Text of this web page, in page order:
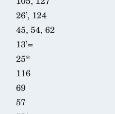
26’, 124
45, 54, 62
13’=
25*
116
69
57